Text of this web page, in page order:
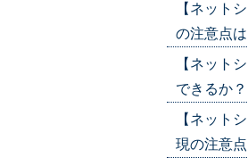
【ネット
の注意点
【ネット
できるか
【ネット
現の注意